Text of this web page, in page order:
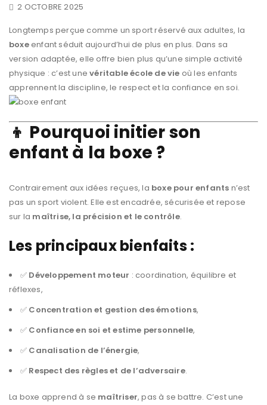
2 OCTOBRE 2025
Longtemps perçue comme un sport réservé aux adultes, la
boxeenfant séduit aujourd’hui de plus en plus. Dans sa
version adaptée, elle offre bien plus qu’une simple activité
physique : c’est unevéritable école de vie où les enfants
apprennent la discipline, le respect et la confiance en soi.
👦 Pourquoi initier son
enfant à la boxe ?
Contrairement aux idées reçues, la boxe pour enfants n’est
pas un sport violent. Elle est encadrée, sécurisée et repose
sur la maîtrise, la précision et le contrôle.
Les principaux bienfaits :
✅ Développement moteur : coordination, équilibre et
réflexes,
✅ Concentration et gestion des émotions,
✅ Confiance en soi et estime personnelle,
✅ Canalisation de l’énergie,
✅ Respect des règles et de l’adversaire.
La boxe apprend à se maîtriser, pas à se battre. C’est une